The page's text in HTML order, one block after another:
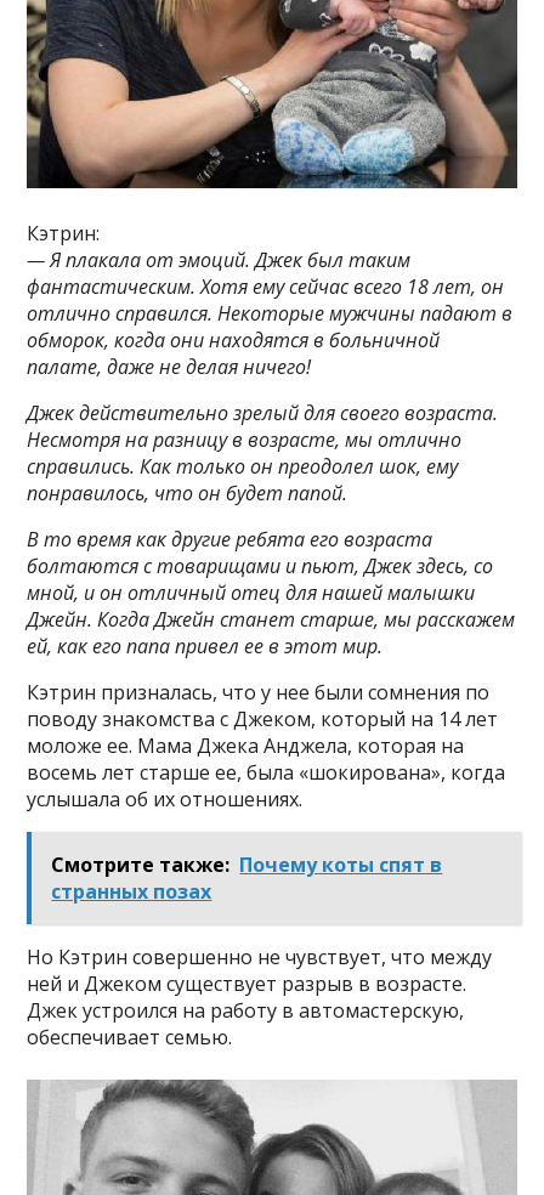
Кэтрин:
— Я плакала от эмоций. Джек был таким
фантастическим. Хотя ему сейчас всего 18 лет, он
отлично справился. Некоторые мужчины падают в
обморок, когда они находятся в больничной
палате, даже не делая ничего!
Джек действительно зрелый для своего возраста.
Несмотря на разницу в возрасте, мы отлично
справились. Как только он преодолел шок, ему
понравилось, что он будет папой.
В то время как другие ребята его возраста
болтаются с товарищами и пьют, Джек здесь, со
мной, и он отличный отец для нашей малышки
Джейн. Когда Джейн станет старше, мы расскажем
ей, как его папа привел ее в этот мир.
Кэтрин призналась, что у нее были сомнения по
поводу знакомства с Джеком, который на 14 лет
моложе ее. Мама Джека Анджела, которая на
восемь лет старше ее, была «шокирована», когда
услышала об их отношениях.
Смотрите также: Почему коты спят в
странных позах
Но Кэтрин совершенно не чувствует, что между
ней и Джеком существует разрыв в возрасте.
Джек устроился на работу в автомастерскую,
обеспечивает семью.